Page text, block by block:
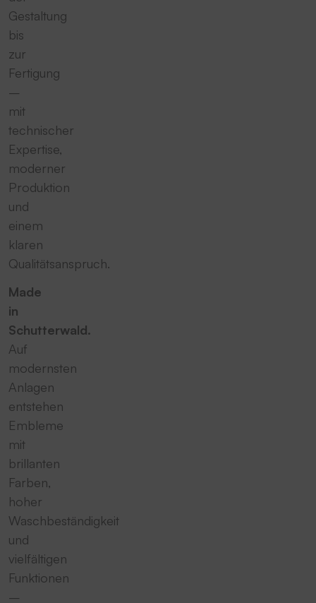
Gestaltung
bis
zur
Fertigung
–
mit
technischer
Expertise,
moderner
Produktion
und
einem
klaren
Qualitätsanspruch.
Made
in
Schutterwald.
Auf
modernsten
Anlagen
entstehen
Embleme
mit
brillanten
Farben,
hoher
Waschbeständigkeit
und
vielfältigen
Funktionen
–